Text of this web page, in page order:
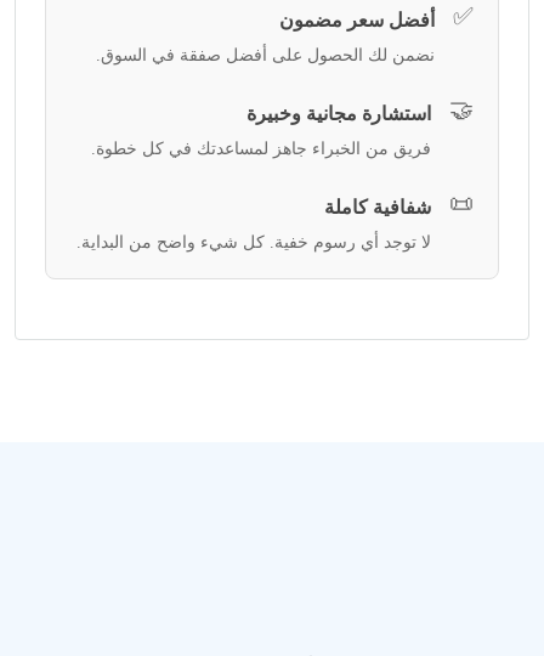
✅ أفضل سعر مضمون
نضمن لك الحصول على أفضل صفقة في السوق.
🤝 استشارة مجانية وخبيرة
فريق من الخبراء جاهز لمساعدتك في كل خطوة.
📜 شفافية كاملة
لا توجد أي رسوم خفية. كل شيء واضح من البداية.